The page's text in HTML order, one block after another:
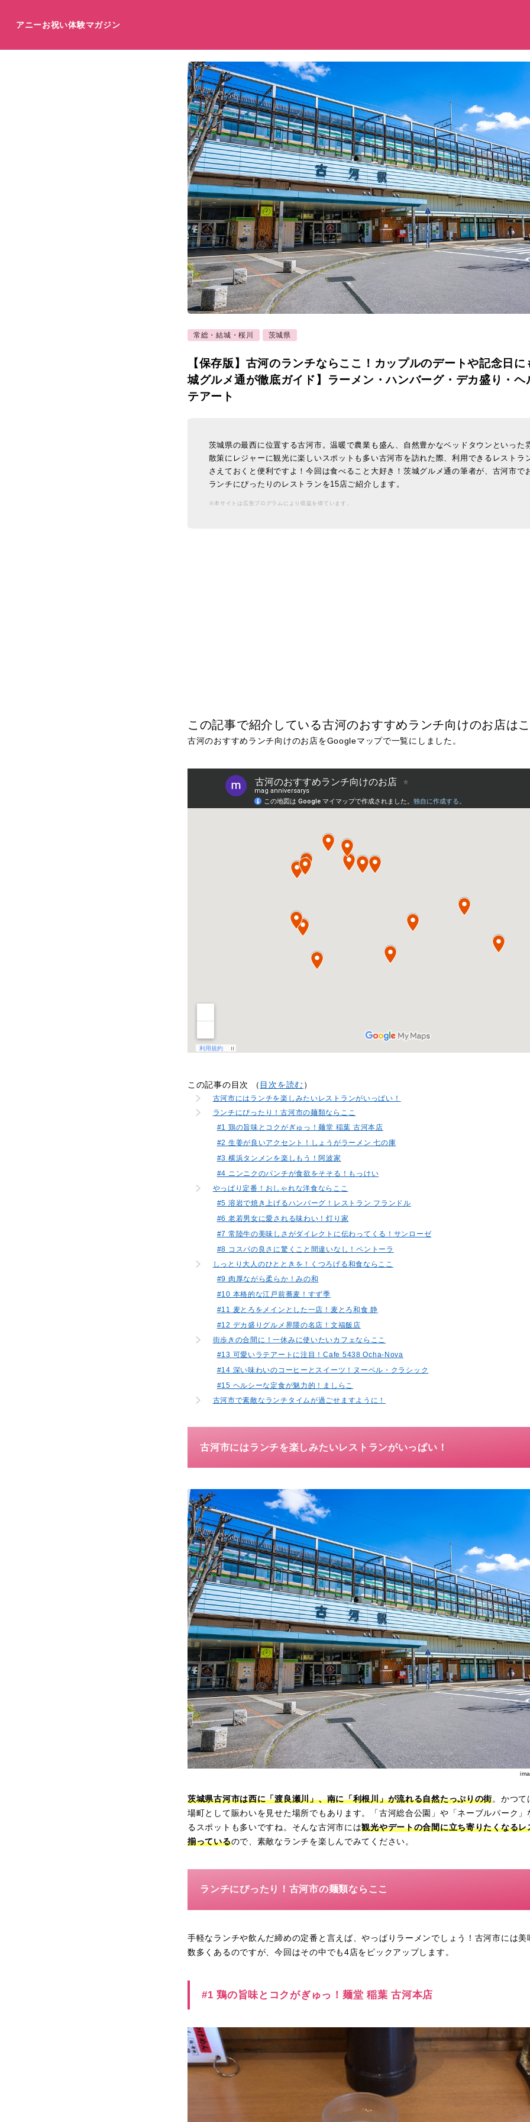
アニーお祝い体験マガジン
常総・結城・桜川 茨城県
【保存版】古河のランチならここ！カップルのデートや記念日
城グルメ通が徹底ガイド】ラーメン・ハンバーグ・デカ盛り・ヘ
テアート
茨城県の最西に位置する古河市。温暖で農業も盛ん、自然豊かなベッドタウンといった
散策にレジャーに観光に楽しいスポットも多い古河市を訪れた際、利用できるレストラ
さえておくと便利ですよ！今回は食べること大好き！茨城グルメ通の筆者が、古河市で
ランチにぴったりのレストランを15店ご紹介します。
※本サイトは広告プログラムにより収益を得ています。
この記事で紹介している古河のおすすめランチ向けのお店は
古河のおすすめランチ向けのお店をGoogleマップで一覧にしました。
この記事の目次 （ 目次を読む ）
古河市にはランチを楽しみたいレストランがいっぱい！
ランチにぴったり！古河市の麺類ならここ
#1 鶏の旨味とコクがぎゅっ！麺堂 稲葉 古河本店
#2 生姜が良いアクセント！しょうがラーメン 七の庫
#3 横浜タンメンを楽しもう！阿波家
#4 ニンニクのパンチが食欲をそそる！もっけい
やっぱり定番！おしゃれな洋食ならここ
#5 溶岩で焼き上げるハンバーグ！レストラン フランドル
#6 老若男女に愛される味わい！灯り家
#7 常陸牛の美味しさがダイレクトに伝わってくる！サンローゼ
#8 コスパの良さに驚くこと間違いなし！ペントーラ
しっとり大人のひとときを！くつろげる和食ならここ
#9 肉厚ながら柔らか！みの和
#10 本格的な江戸前蕎麦！すず季
#11 麦とろをメインとした一店！麦とろ和食 静
#12 デカ盛りグルメ界隈の名店！文福飯店
街歩きの合間に！一休みに使いたいカフェならここ
#13 可愛いラテアートに注目！Cafe 5438 Ocha-Nova
#14 深い味わいのコーヒーとスイーツ！ヌーベル・クラシック
#15 ヘルシーな定食が魅力的！ましらこ
古河市で素敵なランチタイムが過ごせますように！
古河市にはランチを楽しみたいレストランがいっぱい！
茨城県古河市は西に「渡良瀬川」、南に「利根川」が流れる自然たっぷりの街。かつて
場町として賑わいを見せた場所でもあります。「古河総合公園」や「ネーブルパーク
るスポットも多いですね。そんな古河市には観光やデートの合間に立ち寄りたくなる
揃っているので、素敵なランチを楽しんでみてください。
ランチにぴったり！古河市の麺類ならここ
手軽なランチや飲んだ締めの定番と言えば、やっぱりラーメンでしょう！古河市には
数多くあるのですが、今回はその中でも4店をピックアップします。
#1 鶏の旨味とコクがぎゅっ！麺堂 稲葉 古河本店